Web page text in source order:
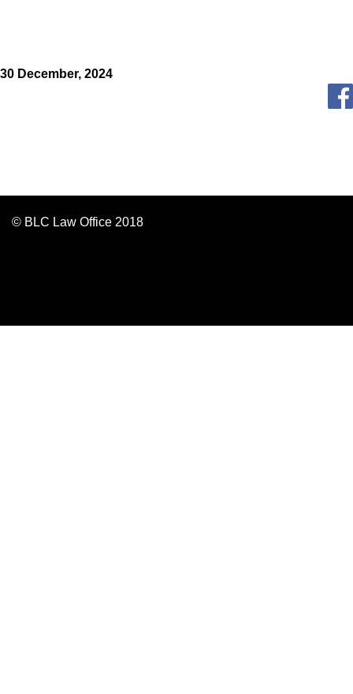
30 December, 2024
© BLC Law Office 2018